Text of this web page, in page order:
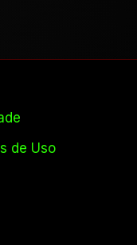
de Uso